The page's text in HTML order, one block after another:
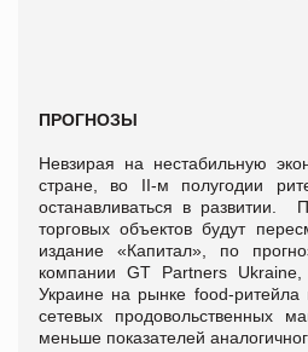
ПРОГНОЗЫ
Невзирая на нестабильную
стране, во ІІ-м полугодии
останавливаться в развитии.
торговых объектов будут
издание «Капитал», по
компании GT Partners
Украине на рынке food-
сетевых продовольственных
меньше показателей